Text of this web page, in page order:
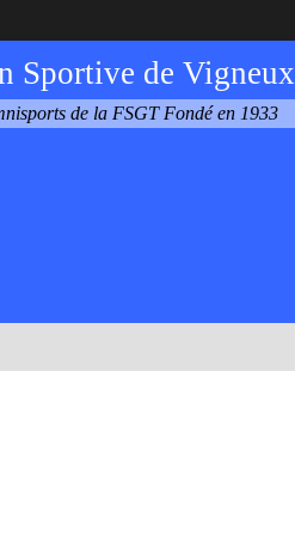
Sportive de Vigneux
de la FSGT Fondé en 1933